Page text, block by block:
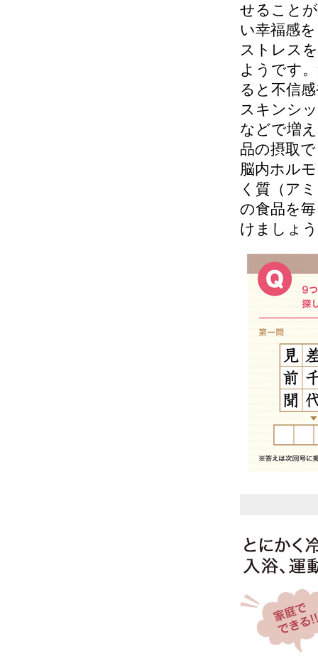
せること
い幸福感
ストレス
ようです
ると不信
スキンシ
などで増
品の摂取
脳内ホル
く質（ア
の食品を
けましょ